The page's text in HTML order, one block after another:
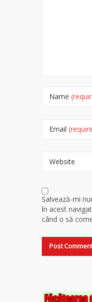
Name
Email
Website
Salvează-mi
în acest
când o să